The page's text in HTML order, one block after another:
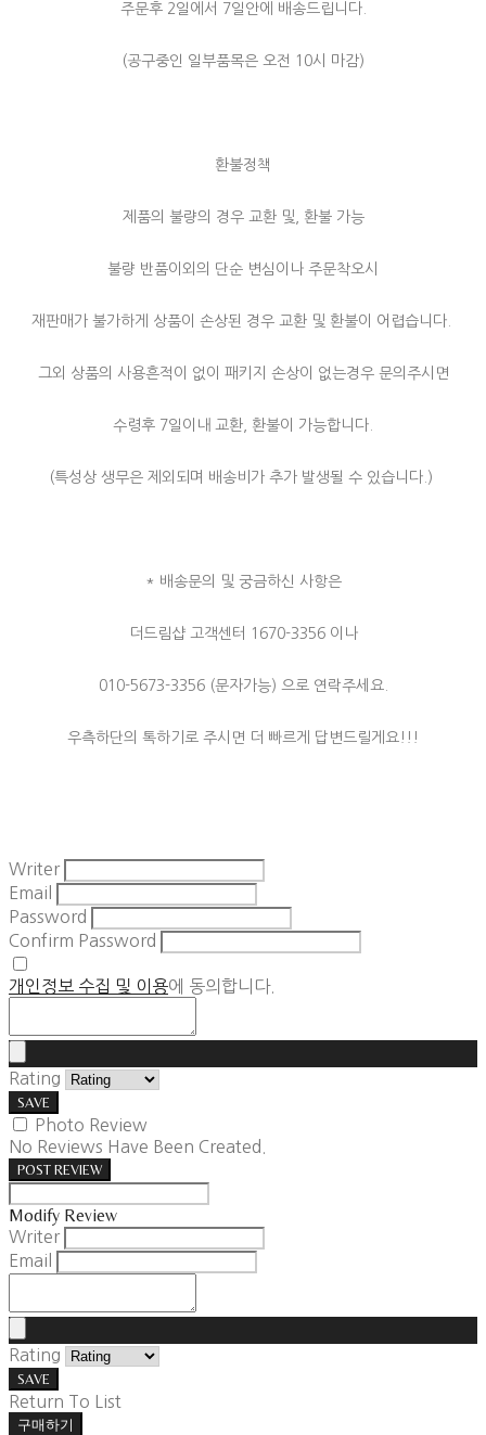
주문후 2일에서 7일안에 배송드립니다.
(공구중인 일부품목은 오전 10시 마감)
환불정책
제품의 불량의 경우 교환 및, 환불 가능
불량 반품이외의 단순 변심이나 주문착오시
재판매가 불가하게 상품이 손상된 경우 교환 및 환불이 어렵습니다.
그외 상품의 사용흔적이 없이 패키지 손상이 없는경우 문의주시면
수령후 7일이내 교환, 환불이 가능합니다.
(특성상 생무은 제외되며 배송비가 추가 발생될 수 있습니다.)
* 배송문의 및 궁금하신 사항은
더드림샵 고객센터 1670-3356 이나
010-5673-3356 (문자가능) 으로 연락주세요.
우측하단의 톡하기로 주시면 더 빠르게 답변드릴게요!!!
Writer
Email
Password
Confirm Password
개인정보 수집 및 이용에 동의합니다.
Rating
SAVE
Photo Review
No Reviews Have Been Created.
POST REVIEW
Modify Review
Writer
Email
Rating
SAVE
Return To List
구매하기